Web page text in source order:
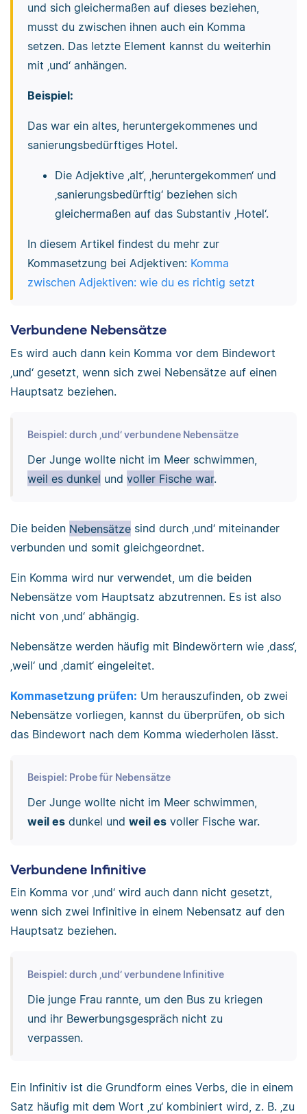
und sich gleichermaßen auf dieses beziehen,
musst du zwischen ihnen auch ein Komma
setzen. Das letzte Element kannst du weiterhin
mit ‚und‘ anhängen.
Beispiel:
Das war ein altes, heruntergekommenes und
sanierungsbedürftiges Hotel.
Die Adjektive ‚alt‘, ‚heruntergekommen‘ und
‚sanierungsbedürftig‘ beziehen sich
gleichermaßen auf das Substantiv ‚Hotel‘.
In diesem Artikel findest du mehr zur
Kommasetzung bei Adjektiven: Komma
zwischen Adjektiven: wie du es richtig setzt
Verbundene Nebensätze
Es wird auch dann kein Komma vor dem Bindewort
‚und‘ gesetzt, wenn sich zwei Nebensätze auf einen
Hauptsatz beziehen.
Beispiel: durch ‚und‘ verbundene Nebensätze
Der Junge wollte nicht im Meer schwimmen,
weil es dunkel und voller Fische war.
Die beiden Nebensätze sind durch ‚und‘ miteinander
verbunden und somit gleichgeordnet.
Ein Komma wird nur verwendet, um die beiden
Nebensätze vom Hauptsatz abzutrennen. Es ist also
nicht von ‚und‘ abhängig.
Nebensätze werden häufig mit Bindewörtern wie ‚dass‘,
‚weil‘ und ‚damit‘ eingeleitet.
Kommasetzung prüfen: Um herauszufinden, ob zwei
Nebensätze vorliegen, kannst du überprüfen, ob sich
das Bindewort nach dem Komma wiederholen lässt.
Beispiel: Probe für Nebensätze
Der Junge wollte nicht im Meer schwimmen,
weil esdunkel und weil esvoller Fische war.
Verbundene Infinitive
Ein Komma vor ‚und‘ wird auch dann nicht gesetzt,
wenn sich zwei Infinitive in einem Nebensatz auf den
Hauptsatz beziehen.
Beispiel: durch ‚und‘ verbundene Infinitive
Die junge Frau rannte, um den Bus zu kriegen
und ihr Bewerbungsgespräch nicht zu
verpassen.
Ein Infinitiv ist die Grundform eines Verbs, die in einem
Satz häufig mit dem Wort ‚zu‘ kombiniert wird, z. B. ‚zu